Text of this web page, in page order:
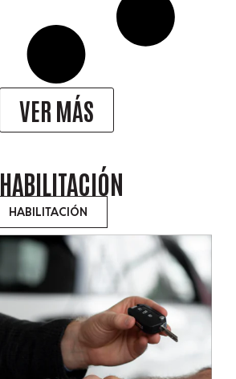
VER MÁS
HABILITACIÓN
HABILITACIÓN